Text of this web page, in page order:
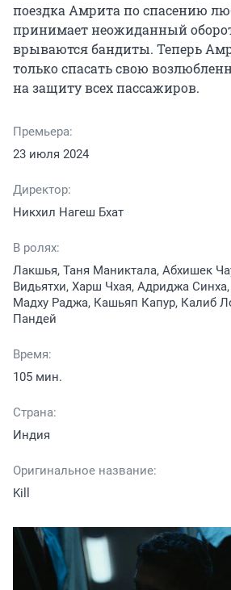
поездка Амрита по спасению
принимает неожиданный
врываются бандиты. Теперь
только спасать свою
на защиту всех пассажиров.
Премьера:
23 июля 2024
Директор:
Никхил Нагеш Бхат
В ролях:
Лакшья, Таня Маниктала, Абхишек
Видьятхи, Харш Чхая, Адриджа
Мадху Раджа, Кашьяп Капур, Калиб
Пандей
Время:
105 мин.
Страна:
Индия
Оригинальное название:
Kill